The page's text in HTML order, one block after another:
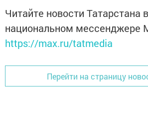
Читайте новости Татарстана в
национальном мессенджере
https://max.ru/tatmedia
Перейти на страницу